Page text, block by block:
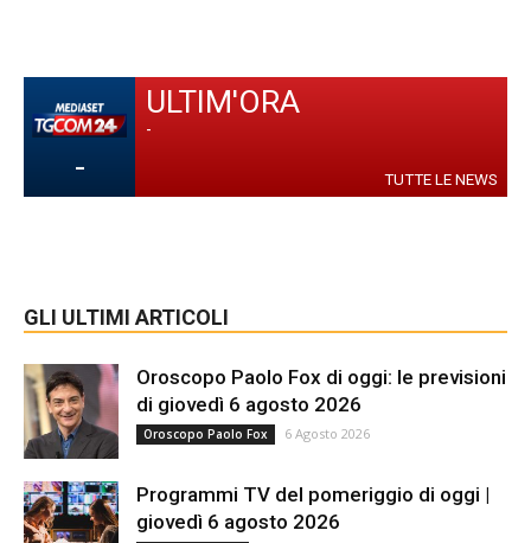
-
ULTIM'ORA
-
TUTTE LE NEWS
GLI ULTIMI ARTICOLI
Oroscopo Paolo Fox di oggi: le previsioni
di giovedì 6 agosto 2026
Oroscopo Paolo Fox 6 Agosto 2026
Programmi TV del pomeriggio di oggi |
giovedì 6 agosto 2026